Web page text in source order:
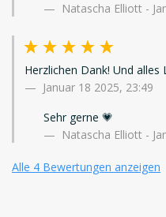
Natascha Elliott -
Herzlichen Dank! Und alles
Januar 18 2025, 23:49
Sehr gerne 💗
Natascha Elliott -
Alle 4 Bewertungen anzeigen